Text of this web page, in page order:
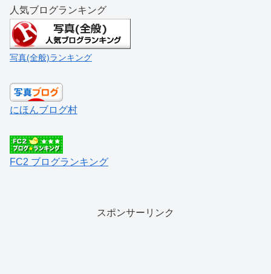
人気ブログランキング
写真(全般)ランキング
にほんブログ村
FC2 ブログランキング
スポンサーリンク